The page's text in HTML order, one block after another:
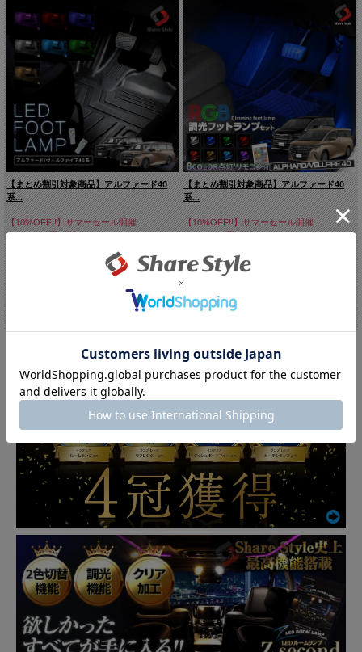
【まとめ割引対象商品】アルファード40
系...
【10%OFF!!】サマーセール開催
中！:1,962円(税込)
【まとめ割引対象商品】アルファード40
系...
【10%OFF!!】サマーセール開催
中！:8,082円(税込)